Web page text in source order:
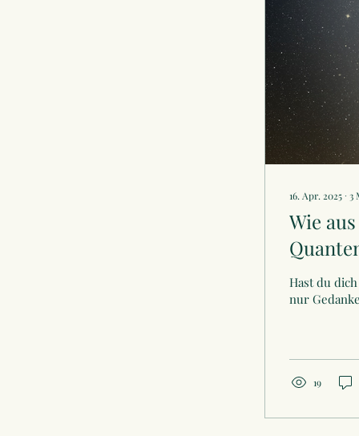
16. Apr. 2025 ∙ 3
Wie
Hast du
nur
19